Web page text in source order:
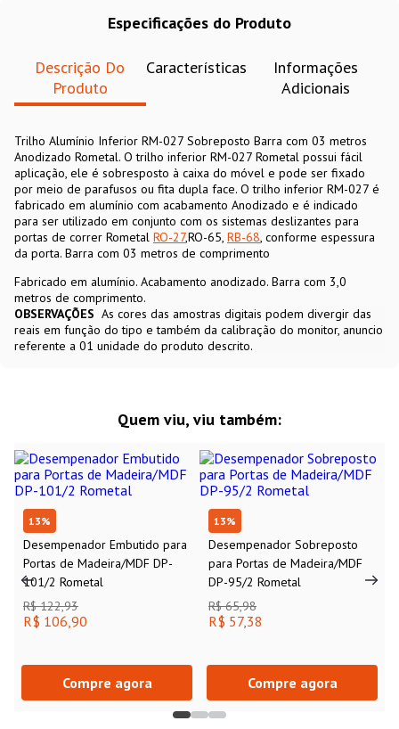
Especificações do Produto
Descrição Do
Produto
Características
Informações
Adicionais
Trilho Alumínio Inferior RM-027 Sobreposto Barra com 03 metros
Anodizado Rometal. O trilho inferior RM-027 Rometal possui fácil
aplicação, ele é sobresposto à caixa do móvel e pode ser fixado
por meio de parafusos ou fita dupla face. O trilho inferior RM-027 é
fabricado em alumínio com acabamento Anodizado e é indicado
para ser utilizado em conjunto com os sistemas deslizantes para
portas de correr Rometal RO-27,RO-65, RB-68, conforme espessura
da porta. Barra com 03 metros de comprimento
Fabricado em alumínio. Acabamento anodizado. Barra com 3,0
metros de comprimento.
OBSERVAÇÕES As cores das amostras digitais podem divergir das
reais em função do tipo e também da calibração do monitor, anuncio
referente a 01 unidade do produto descrito.
Quem viu, viu também:
13%
Desempenador Embutido para
Portas de Madeira/MDF DP-
101/2 Rometal
R$ 122,93
R$ 106,90
Compre agora
13%
Desempenador Sobreposto
para Portas de Madeira/MDF
DP-95/2 Rometal
R$ 65,98
R$ 57,38
Compre agora